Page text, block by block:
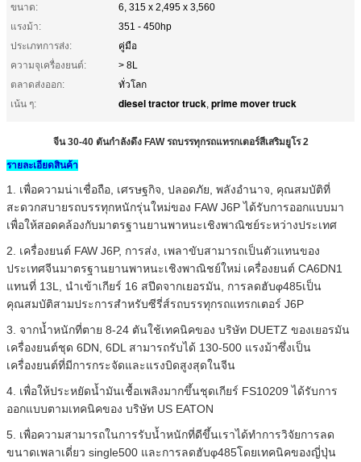
ขนาด:
6, 315 x 2,495 x 3,560
แรงม้า:
351 - 450hp
ประเภทการส่ง:
คู่มือ
ความจุเครื่องยนต์:
> 8L
ตลาดส่งออก:
ทั่วโลก
เน้น ๆ:
diesel tractor truck, prime mover truck
จีน 30-40 ตันกำลังดึง FAW รถบรรทุกรถแทรกเตอร์สีเสริมยูโร 2
รายละเอียดสินค้า
1. เพื่อความน่าเชื่อถือ, เศรษฐกิจ, ปลอดภัย, พลังอำนาจ, คุณสมบัติที่
สะดวกสบายรถบรรทุกหนักรุ่นใหม่ของ FAW J6P ได้รับการออกแบบมา
เพื่อให้สอดคล้องกับมาตรฐานยานพาหนะเชิงพาณิชย์ระหว่างประเทศ
2.
เครื่องยนต์ FAW J6P, การส่ง, เพลาขับสามารถเป็นตัวแทนของ
ประเทศจีนมาตรฐานยานพาหนะเชิงพาณิชย์ใหม่ เครื่องยนต์ CA6DN1
แทนที่ 13L, นำเข้าเกียร์ 16 สปีดจากเยอรมัน, การลดฮับφ485เป็น
คุณสมบัติสามประการสำหรับซีรี่ส์รถบรรทุกรถแทรกเตอร์ J6P
3. จากน้ำหนักที่ตาย 8-24 ตันใช้เทคนิคของ บริษัท DUETZ ของเยอรมัน
เครื่องยนต์ชุด 6DN, 6DL สามารถรับได้ 130-500 แรงม้าซึ่งเป็น
เครื่องยนต์ที่มีการกระจัดและแรงบิดสูงสุดในจีน
4. เพื่อให้ประหยัดน้ำมันเชื้อเพลิงมากขึ้นชุดเกียร์ FS10209 ได้รับการ
ออกแบบตามเทคนิคของ บริษัท US EATON
5. เพื่อความสามารถในการรับน้ำหนักที่ดีขึ้นเราได้ทำการวิจัยการลด
ขนาดเพลาเดี่ยว single500 และการลดฮับφ485โดยเทคนิคของญี่ปุ่น